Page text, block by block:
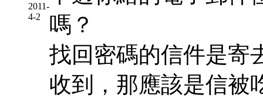
2011-
4-2
嗎？
找回密碼的信件是寄
收到，那應該是信被